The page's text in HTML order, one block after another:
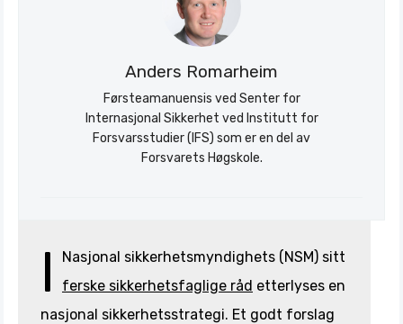
Anders Romarheim
Førsteamanuensis ved Senter for
Internasjonal Sikkerhet ved Institutt for
Forsvarsstudier (IFS) som er en del av
Forsvarets Høgskole.
I
Nasjonal sikkerhetsmyndighets (NSM) sitt
ferske sikkerhetsfaglige råd etterlyses en
nasjonal sikkerhetsstrategi. Et godt forslag